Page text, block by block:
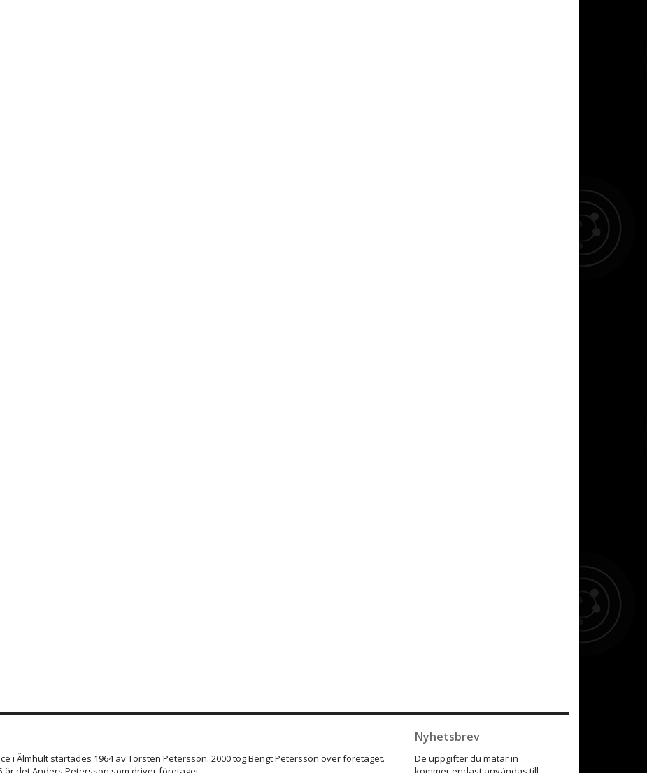
Nyhetsbrev
De uppgifter du matar in
i Älmhult startades 1964 av Torsten Petersson. 2000 tog Bengt Petersson över företaget.